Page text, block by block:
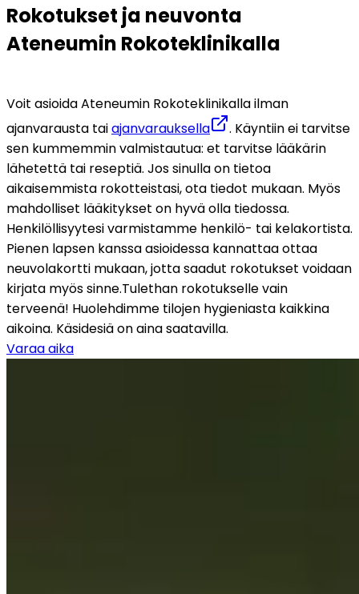
Rokotukset ja neuvonta
Ateneumin Rokoteklinikalla
Voit asioida Ateneumin Rokoteklinikalla ilman
ajanvarausta tai ajanvarauksella
. Käyntiin ei tarvitse
sen kummemmin valmistautua: et tarvitse lääkärin
lähetettä tai reseptiä. Jos sinulla on tietoa
aikaisemmista rokotteistasi, ota tiedot mukaan. Myös
mahdolliset lääkitykset on hyvä olla tiedossa.
Henkilöllisyytesi varmistamme henkilö- tai kelakortista.
Pienen lapsen kanssa asioidessa kannattaa ottaa
neuvolakortti mukaan, jotta saadut rokotukset voidaan
kirjata myös sinne.Tulethan rokotukselle vain
terveenä! Huolehdimme tilojen hygieniasta kaikkina
aikoina. Käsidesiä on aina saatavilla.
Varaa aika